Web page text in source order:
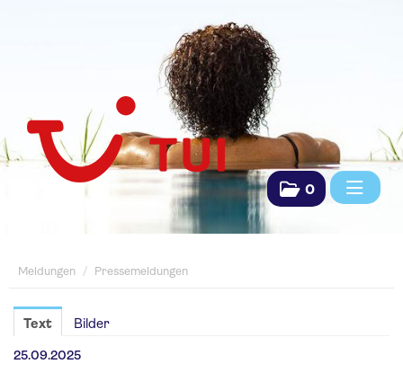
0
Saisonpräsentationen
Fachpresse
Meldungen / Pressemeldungen
Text Bilder
25.09.2025